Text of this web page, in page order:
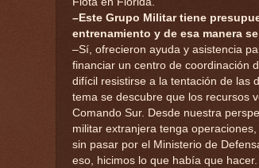
–Este Grupo Militar tiene
entrenamiento y de esa manera
–Sí, ofrecieron ayuda y asistencia
financiar un centro de coordinación
difícil resistirse a la tentación de las
tema se descubre que los recursos
Comando Sur. Desde nuestra
militar extranjera tenga
sin pasar por el Ministerio de
eso, hicimos lo que había que